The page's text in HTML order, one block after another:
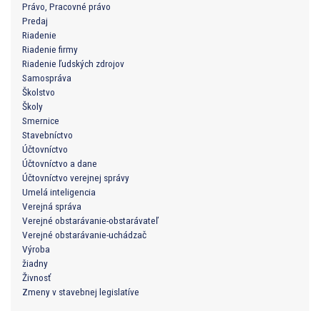
Právo, Pracovné právo
Predaj
Riadenie
Riadenie firmy
Riadenie ľudských zdrojov
Samospráva
Školstvo
Školy
Smernice
Stavebníctvo
Účtovníctvo
Účtovníctvo a dane
Účtovníctvo verejnej správy
Umelá inteligencia
Verejná správa
Verejné obstarávanie-obstarávateľ
Verejné obstarávanie-uchádzač
Výroba
žiadny
Živnosť
Zmeny v stavebnej legislatíve